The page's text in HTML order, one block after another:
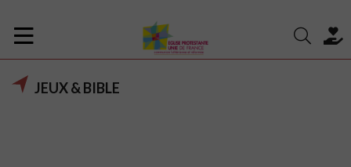
JEUX & BIBLE